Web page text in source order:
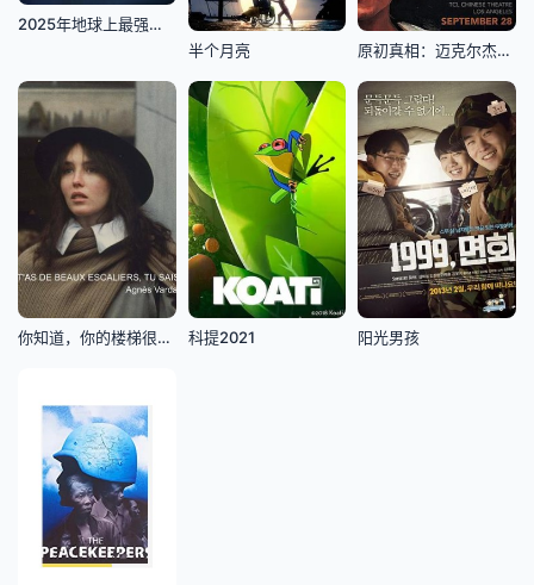
2025年地球上最强壮的人
半个月亮 原初真相：迈克尔杰克逊1993年案件最新证据浮现
你知道，你的楼梯很漂亮 科提2021 阳光男孩